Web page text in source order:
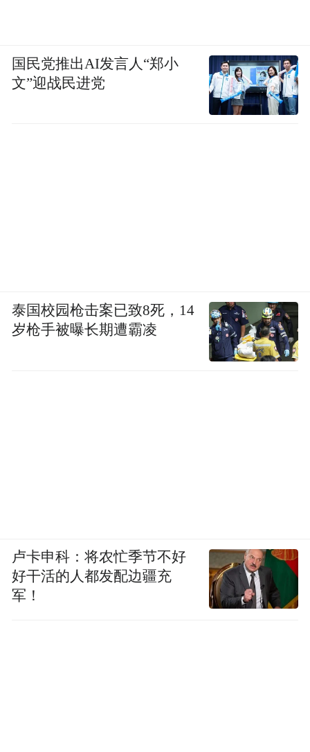
国民党推出AI发言人“郑小
文”迎战民进党
泰国校园枪击案已致8死，14
岁枪手被曝长期遭霸凌
卢卡申科：将农忙季节不好
好干活的人都发配边疆充
军！